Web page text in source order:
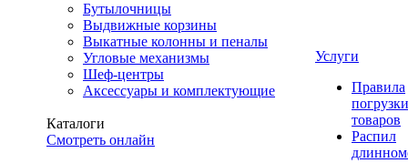
Бутылочницы
Выдвижные корзины
Выкатные колонны и пеналы
Угловые механизмы
Шеф-центры
Аксессуары и комплектующие
Каталоги
Смотреть онлайн
Услуги
Правила
погрузки
товаров
Распил